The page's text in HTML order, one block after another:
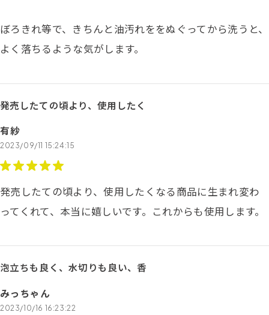
ぼろきれ等で、きちんと油汚れををぬぐってから洗うと、
よく落ちるような気がします。
発売したての頃より、使用したく
有紗
2023/09/11 15:24:15
発売したての頃より、使用したくなる商品に生まれ変わ
ってくれて、本当に嬉しいです。これからも使用します。
泡立ちも良く、水切りも良い、香
みっちゃん
2023/10/16 16:23:22